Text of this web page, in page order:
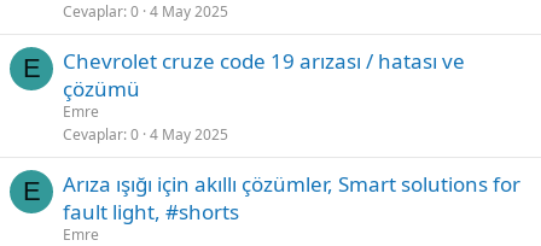
Cevaplar 0 4 May 2025
E
Chevrolet cruze code 19 arızası / hatası ve
çözümü
Emre
Cevaplar 0 4 May 2025
E
Arıza ışığı için akıllı çözümler, Smart solutions for
fault light, #shorts
Emre